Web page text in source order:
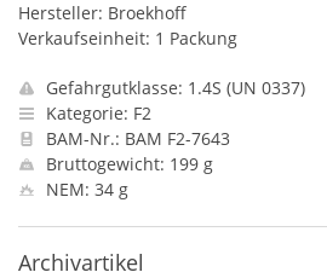
Hersteller: Broekhoff
Verkaufseinheit: 1 Packung
Gefahrgutklasse: 1.4S (UN 0337)
Kategorie: F2
BAM-Nr.: BAM F2-7643
Bruttogewicht: 199 g
NEM: 34 g
Archivartikel